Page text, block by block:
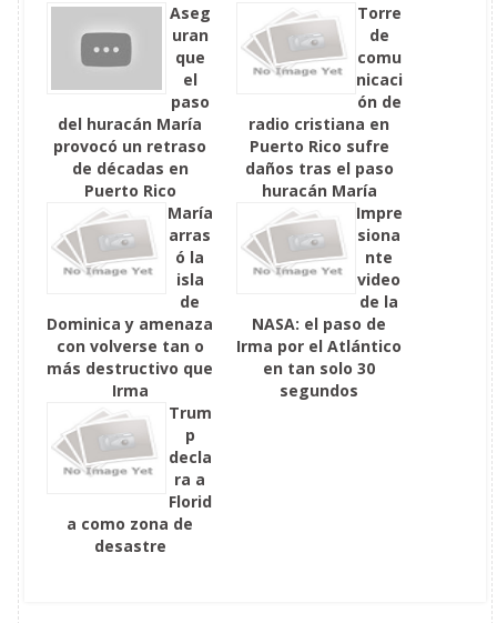
Aseg
uran
que
el
paso
del huracán María
provocó un retraso
de décadas en
Puerto Rico
Torre
de
comu
nicaci
ón de
radio cristiana en
Puerto Rico sufre
daños tras el paso
huracán María
María
arras
ó la
isla
de
Dominica y amenaza
con volverse tan o
más destructivo que
Irma
Impre
siona
nte
video
de la
NASA: el paso de
Irma por el Atlántico
en tan solo 30
segundos
Trum
p
decla
ra a
Florid
a como zona de
desastre